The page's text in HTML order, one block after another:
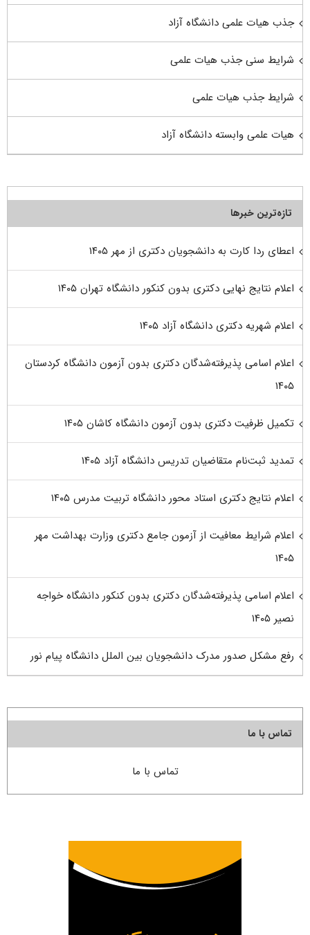
جذب هیات علمی دانشگاه آزاد
شرایط سنی جذب هیات علمی
شرایط جذب هیات علمی
هیات علمی وابسته دانشگاه آزاد
تازه‌ترین خبرها
اعطای ردا کارت به دانشجویان دکتری از مهر ۱۴۰۵
اعلام نتایج نهایی دکتری بدون کنکور دانشگاه تهران ۱۴۰۵
اعلام شهریه دکتری دانشگاه آزاد ۱۴۰۵
اعلام اسامی پذیرفته‌شدگان دکتری بدون آزمون دانشگاه کردستان
۱۴۰۵
تکمیل ظرفیت دکتری بدون آزمون دانشگاه کاشان ۱۴۰۵
تمدید ثبت‌نام متقاضیان تدریس دانشگاه آزاد ۱۴۰۵
اعلام نتایج دکتری استاد محور دانشگاه تربیت مدرس ۱۴۰۵
اعلام شرایط معافیت از آزمون جامع دکتری وزارت بهداشت مهر
۱۴۰۵
اعلام اسامی پذیرفته‌شدگان دکتری بدون کنکور دانشگاه خواجه
نصیر ۱۴۰۵
رفع مشکل صدور مدرک دانشجویان بین الملل دانشگاه پیام نور
تماس با ما
تماس با ما